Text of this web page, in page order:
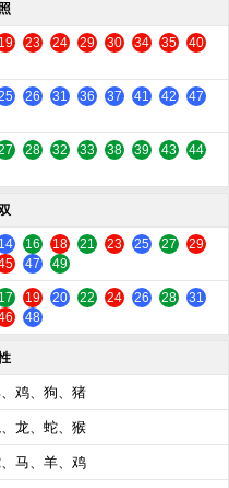
19 23 24 29 30 34 35
40
26 31 36 37 41 42
47
28 32 33 38 39 43
44
14 16 18 21 23 25 27
29
47 49
17 19 20 22 24 26 28
31
48
鸡、狗、猪
龙、蛇、猴
马、羊、鸡